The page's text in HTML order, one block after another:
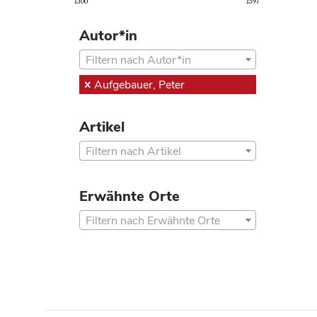
Autor*in
Filtern nach Autor*in
Aufgebauer, Peter
Artikel
Filtern nach Artikel
Erwähnte Orte
Filtern nach Erwähnte Orte